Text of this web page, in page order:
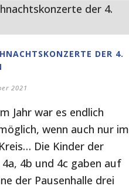
DER 4.
2021
Jahr war es endlich
wenn auch nur im
Die Kinder der
4a, 4b und 4c gaben auf
der Pausenhalle drei